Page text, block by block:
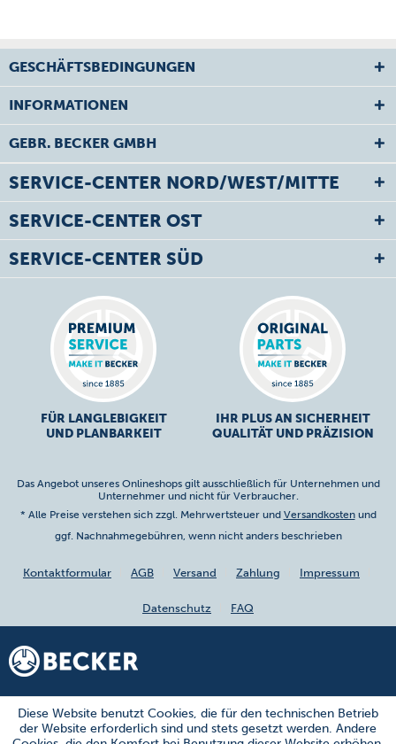
GESCHÄFTSBEDINGUNGEN
INFORMATIONEN
GEBR. BECKER GMBH
SERVICE-CENTER NORD/WEST/MITTE
SERVICE-CENTER OST
SERVICE-CENTER SÜD
FÜR LANGLEBIGKEIT
UND PLANBARKEIT
IHR PLUS AN SICHERHEIT
QUALITÄT UND PRÄZISION
Das Angebot unseres Onlineshops gilt ausschließlich für Unternehmen und
Unternehmer und nicht für Verbraucher.
* Alle Preise verstehen sich zzgl. Mehrwertsteuer und Versandkostenund
ggf. Nachnahmegebühren, wenn nicht anders beschrieben
Kontaktformular AGB Versand Zahlung Impressum
Datenschutz FAQ
Diese Website benutzt Cookies, die für den technischen Betrieb
der Website erforderlich sind und stets gesetzt werden. Andere